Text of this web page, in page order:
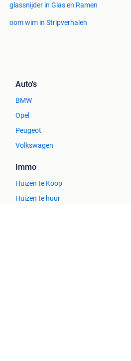
glassnijder in Glas en Ramen
oom wim in Stripverhalen
Auto's
BMW
Opel
Peugeot
Volkswagen
Immo
Huizen te Koop
Huizen te huur